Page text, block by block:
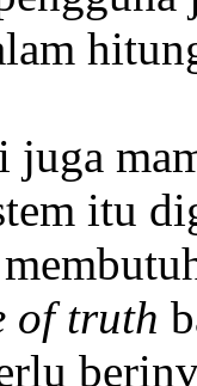
juga
itu
of truth